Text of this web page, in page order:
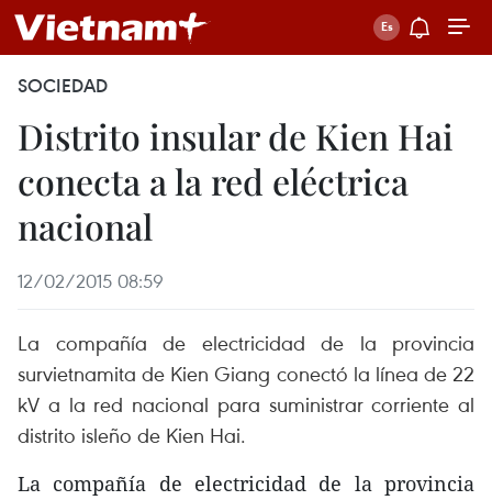
SOCIEDAD
Distrito insular de Kien Hai
conecta a la red eléctrica
nacional
12/02/2015 08:59
La compañía de electricidad de la provincia
survietnamita de Kien Giang conectó la línea de 22
kV a la red nacional para suministrar corriente al
distrito isleño de Kien Hai.
La compañía de electricidad de la provincia